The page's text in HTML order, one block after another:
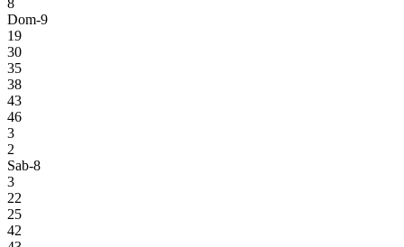
Dom-9
19
30
35
38
43
46
3
2
Sab-8
3
22
25
42